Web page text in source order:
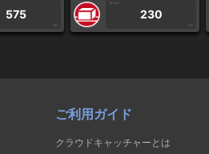
575
CP
1PLAY
230
CP
ご利用ガイド
クラウドキャッチャーとは